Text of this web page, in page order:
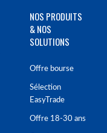
NOS PRODUITS
& NOS
SOLUTIONS
Offre bourse
Sélection
EasyTrade
Offre 18-30 ans